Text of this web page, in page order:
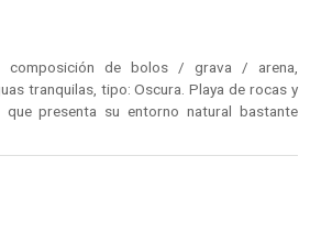
composición de bolos / grava / arena,
tranquilas, tipo: Oscura. Playa de rocas y
presenta su entorno natural bastante